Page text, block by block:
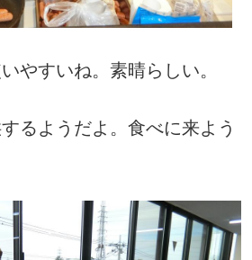
やすいね。素晴らしい。
るようだよ。食べに来よう